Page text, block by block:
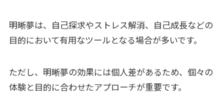
明晰夢は、自己探求やストレス解消、自己成長などの
目的において有用なツールとなる場合が多いです。
ただし、明晰夢の効果には個人差があるため、個々の
体験と目的に合わせたアプローチが重要です。